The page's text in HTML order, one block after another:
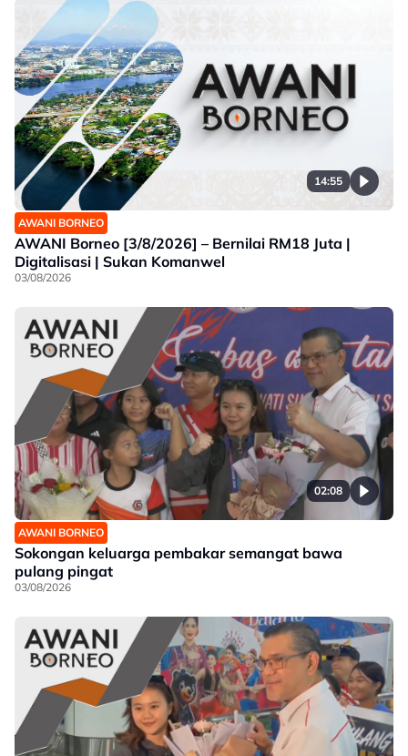
14:55
AWANI BORNEO
AWANI Borneo [3/8/2026] – Bernilai RM18 Juta |
Digitalisasi | Sukan Komanwel
03/08/2026
02:08
AWANI BORNEO
Sokongan keluarga pembakar semangat bawa
pulang pingat
03/08/2026